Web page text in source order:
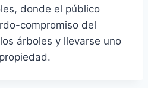
donde el público
compromiso del
árboles y llevarse uno